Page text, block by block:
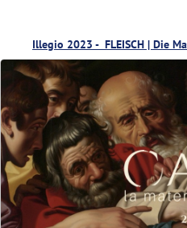
Illegio 2023 - FLEISCH | Die